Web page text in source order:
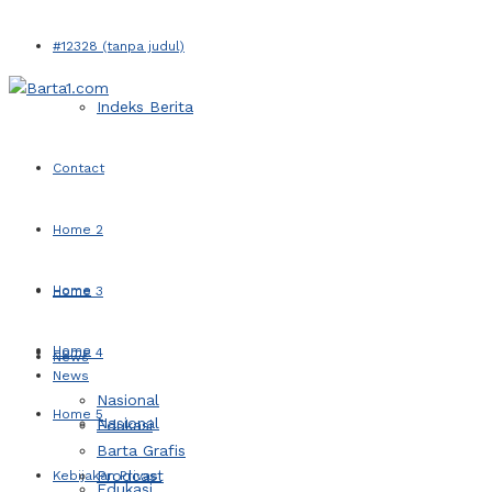
#12328 (tanpa judul)
Indeks Berita
Contact
Home 2
Home 3
Home 4
Home 5
Kebijakan Privasi
Home
News
Nasional
Home
News
Nasional
Edukasi
Barta Grafis
Prodcast